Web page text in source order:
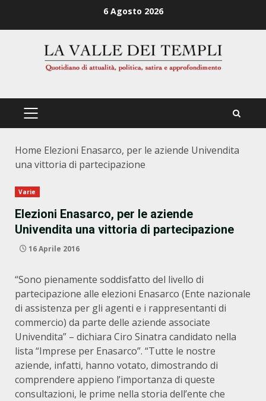
6 Agosto 2026
PRIMÄRES
Home Elezioni Enasarco, per le aziende Univendita
una vittoria di partecipazione
Varie
Elezioni Enasarco, per le aziende
Univendita una vittoria di partecipazione
16 Aprile 2016
“Sono pienamente soddisfatto del livello di
partecipazione alle elezioni Enasarco (Ente nazionale
di assistenza per gli agenti e i rappresentanti di
commercio) da parte delle aziende associate
Univendita” – dichiara Ciro Sinatra candidato nella
lista “Imprese per Enasarco”. “Tutte le nostre
aziende, infatti, hanno votato, dimostrando di
comprendere appieno l’importanza di queste
consultazioni, le prime nella storia dell’ente che